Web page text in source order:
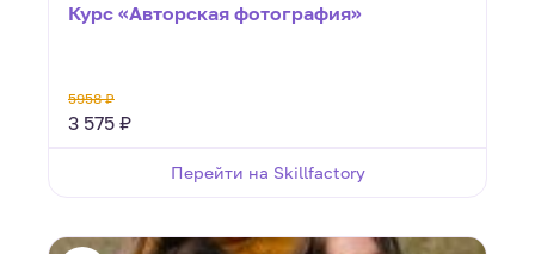
Курс «Авторская фотография»
5958 ₽
3 575 ₽
Перейти на Skillfactory